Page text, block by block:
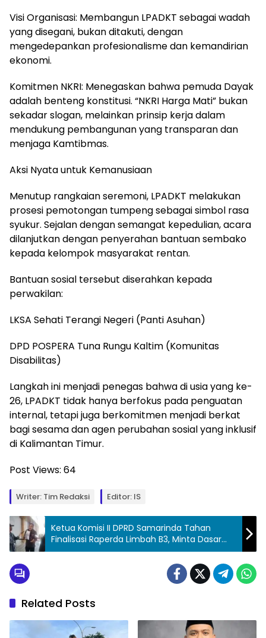
Visi Organisasi: Membangun LPADKT sebagai wadah
yang disegani, bukan ditakuti, dengan
mengedepankan profesionalisme dan kemandirian
ekonomi.
Komitmen NKRI: Menegaskan bahwa pemuda Dayak
adalah benteng konstitusi. “NKRI Harga Mati” bukan
sekadar slogan, melainkan prinsip kerja dalam
mendukung pembangunan yang transparan dan
menjaga Kamtibmas.
Aksi Nyata untuk Kemanusiaan
Menutup rangkaian seremoni, LPADKT melakukan
prosesi pemotongan tumpeng sebagai simbol rasa
syukur. Sejalan dengan semangat kepedulian, acara
dilanjutkan dengan penyerahan bantuan sembako
kepada kelompok masyarakat rentan.
Bantuan sosial tersebut diserahkan kepada
perwakilan:
LKSA Sehati Terangi Negeri (Panti Asuhan)
DPD POSPERA Tuna Rungu Kaltim (Komunitas
Disabilitas)
Langkah ini menjadi penegas bahwa di usia yang ke-
26, LPADKT tidak hanya berfokus pada penguatan
internal, tetapi juga berkomitmen menjadi berkat
bagi sesama dan agen perubahan sosial yang inklusif
di Kalimantan Timur.
Post Views: 64
Writer: Tim Redaksi Editor: IS
Ketua Komisi II DPRD Samarinda Tahan
Finalisasi Raperda Limbah B3, Minta Dasar
Hukum Diperjelas
Related Posts